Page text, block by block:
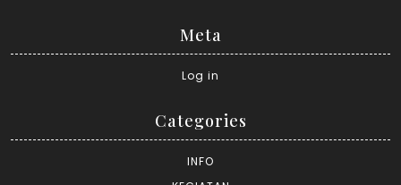
Meta
Log in
Categories
INFO